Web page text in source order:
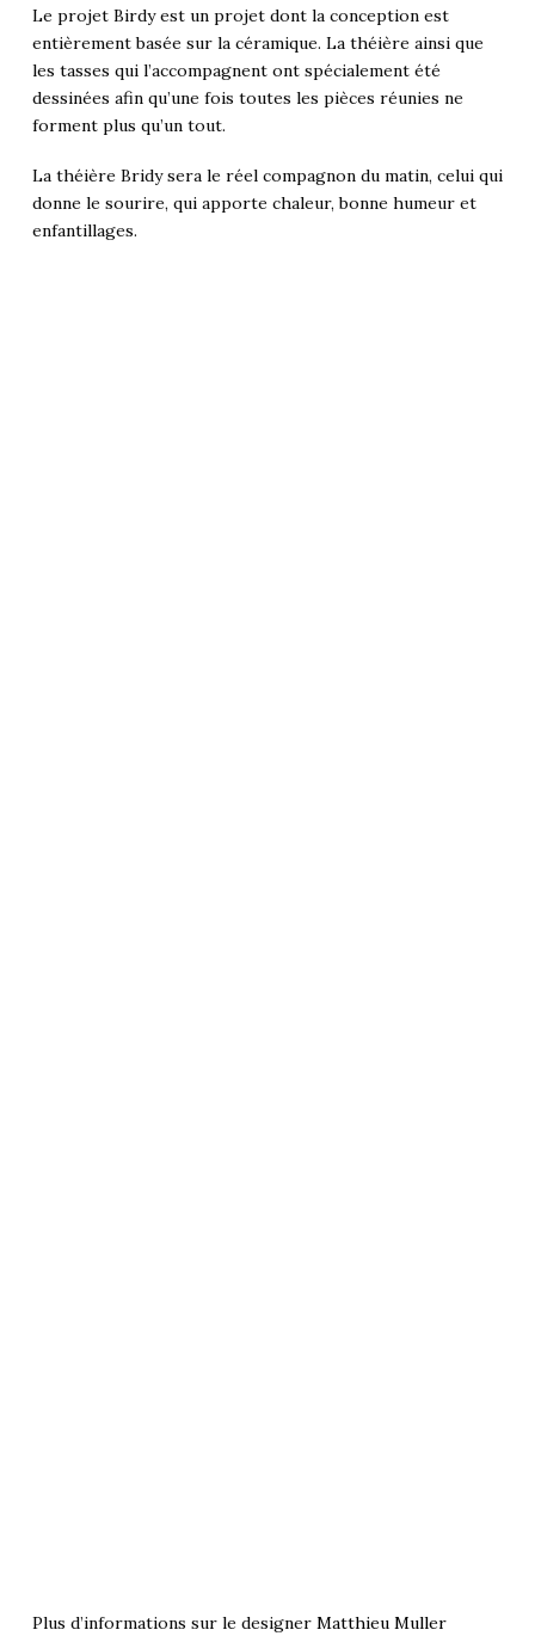
Le projet Birdy est un projet dont la conception est
entièrement basée sur la céramique. La théière ainsi que
les tasses qui l’accompagnent ont spécialement été
dessinées afin qu’une fois toutes les pièces réunies ne
forment plus qu’un tout.
La théière Bridy sera le réel compagnon du matin, celui qui
donne le sourire, qui apporte chaleur, bonne humeur et
enfantillages.
Plus d’informations sur le designer Matthieu Muller